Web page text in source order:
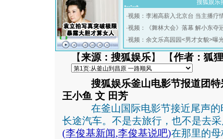
搜狐娱乐
·视频：李湘高薪入北京台 当主播疗
·视频：《舞林大会》落幕 解小东夺
·视频：余文乐高园园<男才女貌>曝
【来源：搜狐娱乐】 【作者：狐
搜狐娱乐釜山电影节报道团
王小鱼 文 田芳
在釜山国际电影节接近尾声
长途汽车。不是去旅行，也不是去
(李俊基新闻,李俊基说吧)在那里的